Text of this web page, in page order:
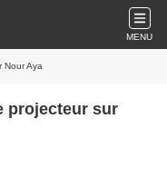
MENU
Nour Aya
projecteur sur